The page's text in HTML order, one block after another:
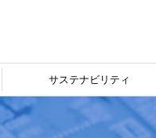
サステナビリティ